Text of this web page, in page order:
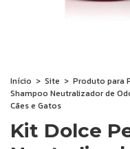
Início > Site > Produto para
Shampoo Neutralizador de
Cães e Gatos
Kit Dolce